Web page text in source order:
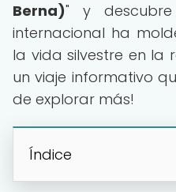
Berna)" y
internacional ha
la vida silvestre en la
un viaje informativo
de explorar más!
Índice